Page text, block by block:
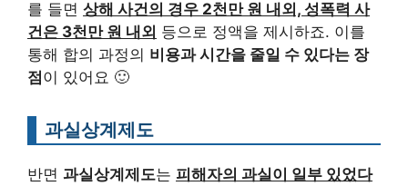
를 들면 상해 사건의 경우 2천만 원 내외, 성폭력 사
건은 3천만 원 내외 등으로 정액을 제시하죠. 이를
통해 합의 과정의 비용과 시간을 줄일 수 있다는 장
점 이 있어요 🙂
과실상계제도
반면 과실상계제도는 피해자의 과실이 일부 있었다